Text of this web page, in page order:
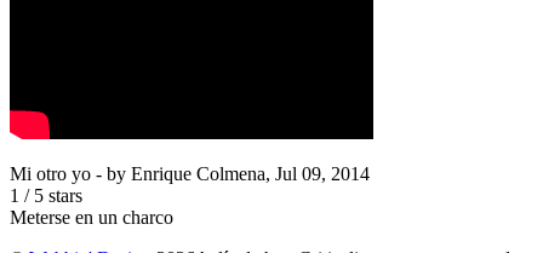
Mi otro yo - by Enrique Colmena, Jul 09, 2014
1 / 5 stars
Meterse en un charco